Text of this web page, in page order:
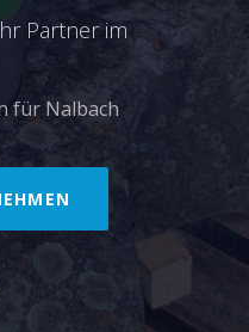
Partner im
für Nalbach